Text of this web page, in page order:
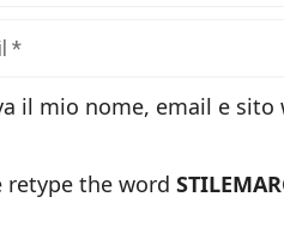
il mio nome, email e
retype the word